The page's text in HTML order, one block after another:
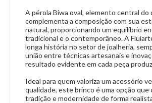
A pérola Biwa oval, elemento central do
complementa a composição com sua
natural, proporcionando um equilíbrio
tradicional e o contemporâneo. A
longa história no setor de joalheria,
união entre técnicas artesanais e
resultado evidente em cada peça
Ideal para quem valoriza um acessório
qualidade, este brinco é uma opção que
tradição e modernidade de forma